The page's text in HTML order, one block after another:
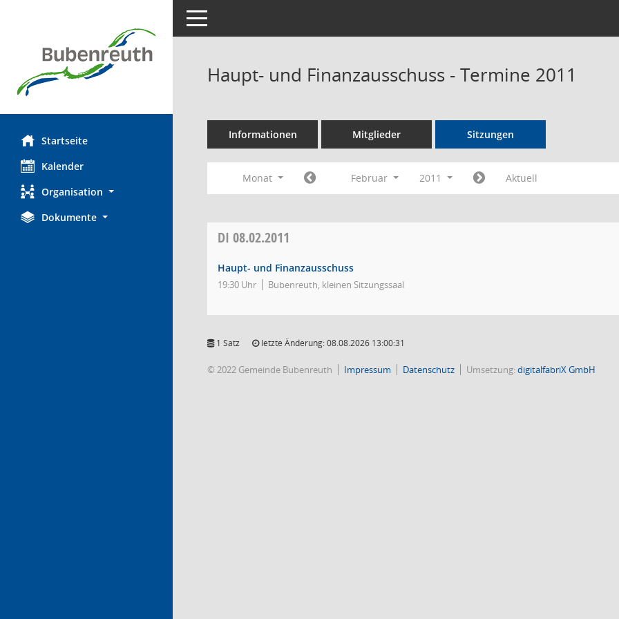
Startseite
Kalender
Organisation
Dokumente
Toggle navigation
Haupt- und Finanzausschuss - Termine 2011
Informationen Mitglieder Sitzungen
Monat Februar 2011 Aktuell
DI 08.02.2011
Haupt- und Finanzausschuss
19:30 Uhr Bubenreuth, kleinen Sitzungssaal
1 Satz letzte Änderung: 08.08.2026 13:00:31
© 2022 Gemeinde Bubenreuth Impressum Datenschutz Umsetzung:digitalfabriX GmbH